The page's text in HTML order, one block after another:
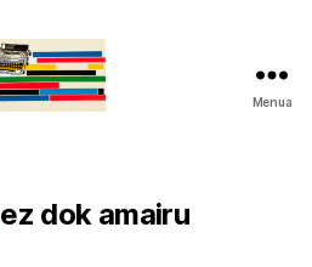
Menua
ez dok amairu